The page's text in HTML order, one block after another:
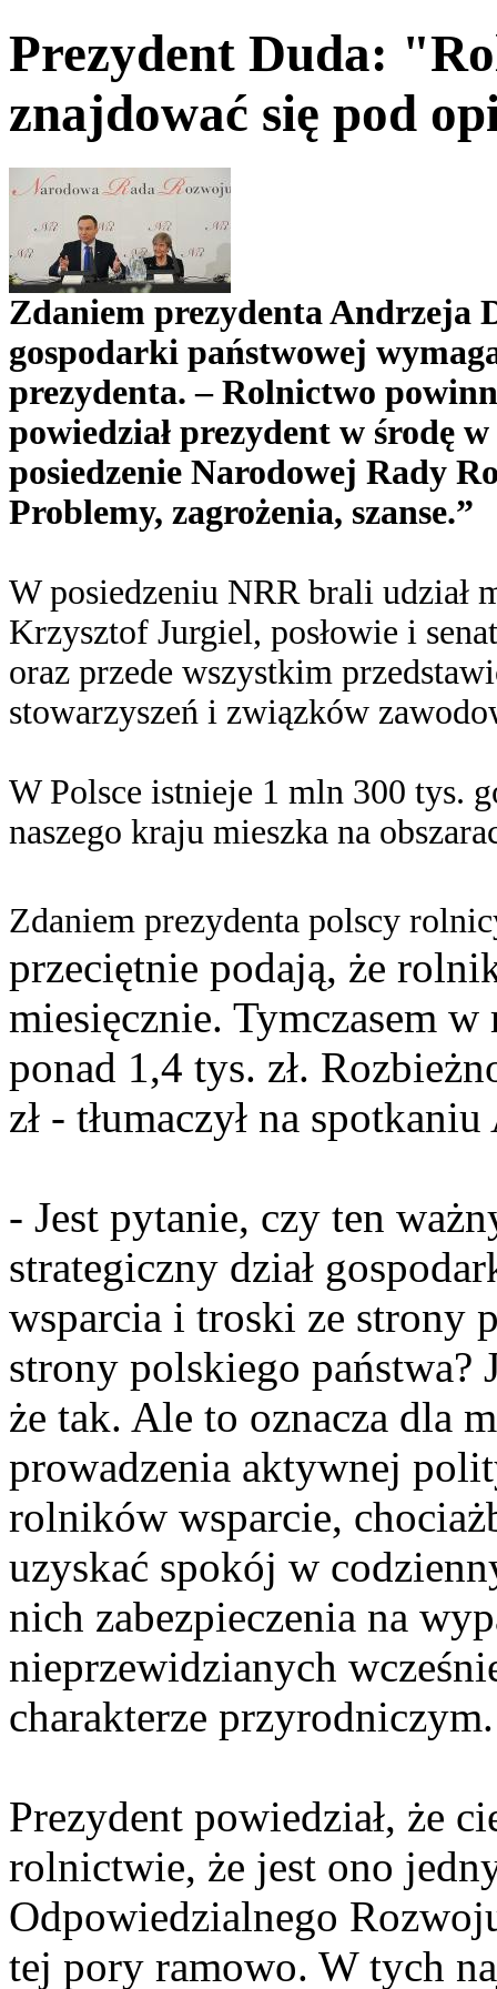
Prezydent Duda:
znajdować się pod
Zdaniem prezydenta Andrzeja
gospodarki państwowej
prezydenta. – Rolnictwo
powiedział prezydent w środę
posiedzenie Narodowej Rady
Problemy, zagrożenia, szanse.”
W posiedzeniu NRR brali
Krzysztof Jurgiel, posłowie i
oraz przede wszystkim
stowarzyszeń i związków
W Polsce istnieje 1 mln 300 tys.
naszego kraju mieszka na
Zdaniem prezydenta polscy
przeciętnie podają, że
miesięcznie. Tymczasem
ponad 1,4 tys. zł.
zł - tłumaczył na
- Jest pytanie, czy ten
strategiczny dział
wsparcia i troski ze strony
strony polskiego państwa?
że tak. Ale to oznacza dla
prowadzenia aktywnej
rolników wsparcie,
uzyskać spokój w
nich zabezpieczenia na
nieprzewidzianych
charakterze przyrodniczym.
Prezydent powiedział, że
rolnictwie, że jest ono
Odpowiedzialnego
tej pory ramowo. W tych